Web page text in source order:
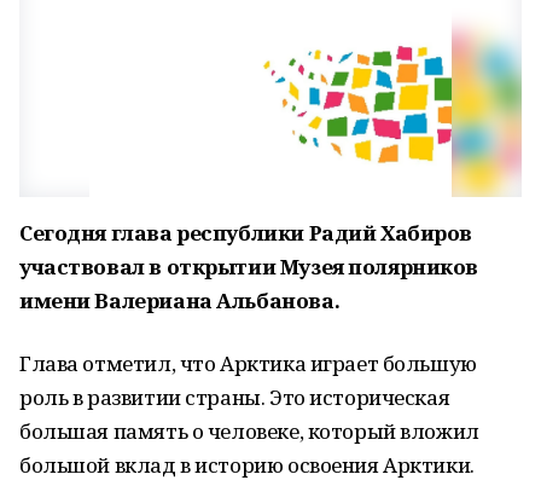
Сегодня глава республики Радий Хабиров
участвовал в открытии Музея полярников
имени Валериана Альбанова.
Глава отметил, что Арктика играет большую
роль в развитии страны. Это историческая
большая память о человеке, который вложил
большой вклад в историю освоения Арктики.